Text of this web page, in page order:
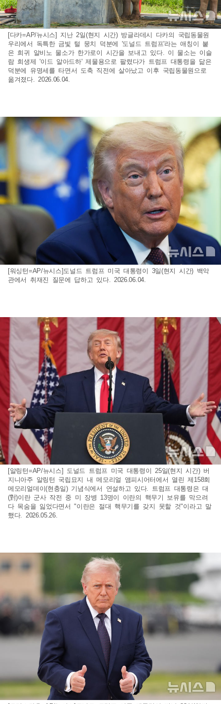
[다카=AP/뉴시스] 지난 2일(현지 시간) 방글라데시 다카의 국립동물원
우리에서 독특한 금빛 털 뭉치 덕분에 '도널드 트럼프'라는 애칭이 붙
은 희귀 알비노 물소가 한가로이 시간을 보내고 있다. 이 물소는 이슬
람 희생제 '이드 알아드하' 제물용으로 팔렸다가 트럼프 대통령을 닮은
덕분에 유명세를 타면서 도축 직전에 살아났고 이후 국립동물원으로
옮겨졌다. 2026.06.04.
[워싱턴=AP/뉴시스]도널드 트럼프 미국 대통령이 3일(현지 시간) 백악
관에서 취재진 질문에 답하고 있다. 2026.06.04.
[알링턴=AP/뉴시스] 도널드 트럼프 미국 대통령이 25일(현지 시간) 버
지니아주 알링턴 국립묘지 내 메모리얼 앰피시어터에서 열린 제158회
메모리얼데이(현충일) 기념식에서 연설하고 있다. 트럼프 대통령은 대
(對)이란 군사 작전 중 미 장병 13명이 이란의 핵무기 보유를 막으려
다 목숨을 잃었다면서 "이란은 절대 핵무기를 갖지 못할 것"이라고 말
했다. 2026.05.26.